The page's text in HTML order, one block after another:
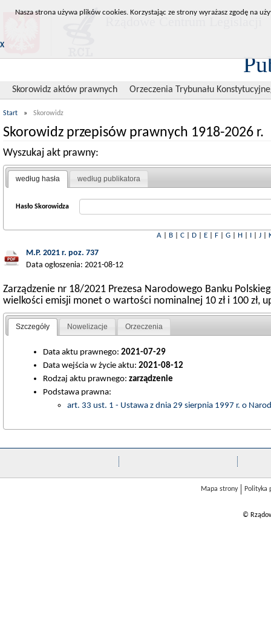
Skorowidz aktów prawnych Orzeczenia Trybunału
Start » Skorowidz
Skorowidz przepisów prawnych 1918-2026 r.
Wyszukaj akt prawny:
według hasła według publikatora
Hasło Skorowidza
A| B| C| D| E| F| G| H| I| J|
M.P. 2021 r. poz. 737
Data ogłoszenia: 2021-08-12
Zarządzenie nr 18/2021 Prezesa Narodowego Banku
wielkości emisji monet o wartości nominalnej 10 zł i 100 zł,
Szczegóły Nowelizacje Orzeczenia
Data aktu prawnego: 2021-07-29
Data wejścia w życie aktu: 2021-08-12
Rodzaj aktu prawnego: zarządzenie
Podstawa prawna:
art. 33 ust. 1 - Ustawa z dnia 29 sierpnia 1997 r. o
Mapa strony Polityka
©
Nasza strona używa plików cookies. Korzystając ze strony wyrażasz zgodę na
X